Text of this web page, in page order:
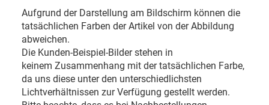
Aufgrund der Darstellung am Bildschirm können die
tatsächlichen Farben der Artikel von der Abbildung
abweichen.
Die Kunden-Beispiel-Bilder stehen in
keinem Zusammenhang mit der tatsächlichen Farbe,
da uns diese unter den unterschiedlichsten
Lichtverhältnissen zur Verfügung gestellt werden.